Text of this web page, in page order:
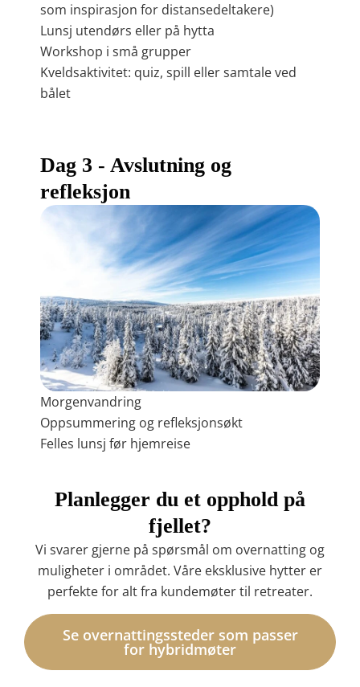
som inspirasjon for distansedeltakere)
Lunsj utendørs eller på hytta
Workshop i små grupper
Kveldsaktivitet: quiz, spill eller samtale ved
bålet
Dag 3 - Avslutning og
refleksjon
Morgenvandring
Oppsummering og refleksjonsøkt
Felles lunsj før hjemreise
Planlegger du et opphold på
fjellet?
Vi svarer gjerne på spørsmål om overnatting og
muligheter i området. Våre eksklusive hytter er
perfekte for alt fra kundemøter til retreater.
Se overnattingssteder som passer
for hybridmøter